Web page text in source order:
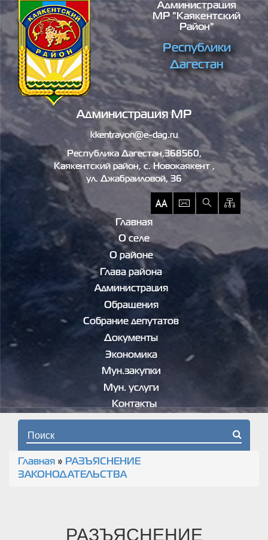
Перейти к основному содержаниюАдминистрация
МР "Каякентский
Район"
Республики
Дагестан
Администрация МР
kkentrayon@e-dag.ru
Республика Дагестан,368560,
Каякентский район, c. Новокаякент ,
ул. Джабраиловой, 36
Главная
О селе
О районе
Глава района
Администрация
Обращения
Собрание депутатов
Документы
Экономика
Мун.закупки
Мун. услуги
Контакты
Форма поиска
Вы здесь
Главная » РАЗЪЯСНЕНИЕ
ЗАКОНОДАТЕЛЬСТВА
РАЗЪЯСНЕНИЕ